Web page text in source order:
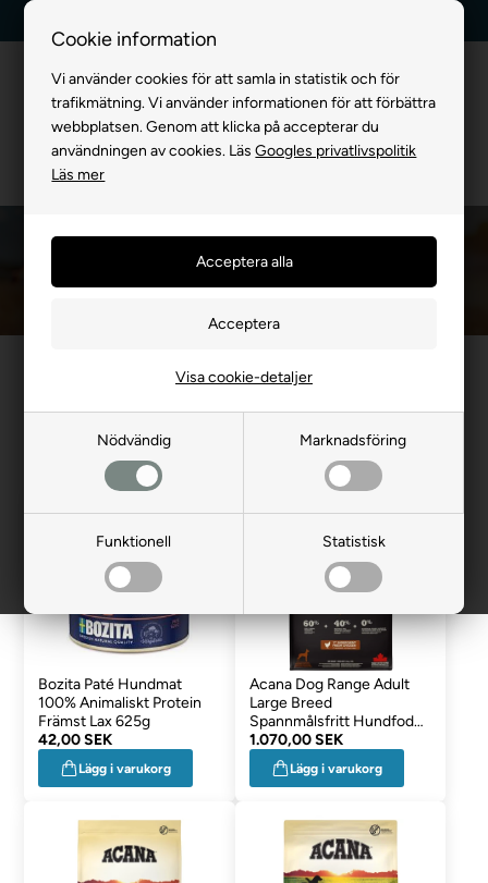
Cookie information
Vi använder cookies för att samla in statistik och för
trafikmätning. Vi använder informationen för att förbättra
webbplatsen. Genom att klicka på accepterar du
användningen av cookies. LäsGoogles privatlivspolitik
Läs mer
Nödvändig Marknadsföring
Funktionell Statistisk
Visa cookie-detaljer
Hundfoder
Bozita Paté Hundmat
100% Animaliskt Protein
Främst Lax 625g
42,00 SEK
Lägg i varukorg
Acana Dog Range Adult
Large Breed
Spannmålsfritt Hundfoder
med Kyckling 11,4 Kg.
1.070,00 SEK
Lägg i varukorg